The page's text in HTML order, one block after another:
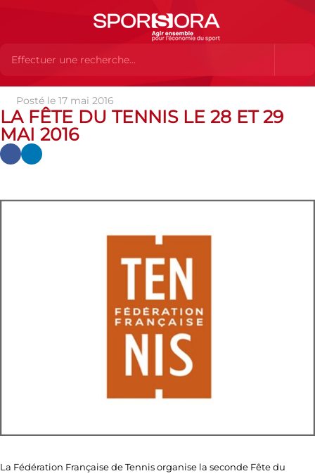
Actualités Actualités
du tennis le 28 et 29 mai 2016
Posté le 17 mai 2016
LA FÊTE DU TENNIS LE 28 ET 29
MAI 2016
La Fédération Française de Tennis organise la seconde Fête du